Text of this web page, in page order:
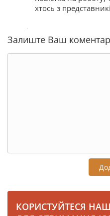
хтось з
Залиште Ваш
КОРИСТУЙТЕСЯ